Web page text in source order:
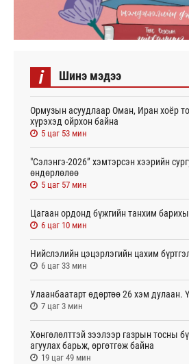
i Шинэ мэдээ
Ормузын асуудлаар Оман, Иран хоёр
хүрэхэд ойрхон байна
5 цаг 53 мин
"Сэлэнгэ-2026” хэмтэрсэн хээрийн
өндөрлөлөө
5 цаг 57 мин
Цагаан ордонд бүжгийн танхим
6 цаг 10 мин
Нийслэлийн цэцэрлэгийн цахим
6 цаг 33 мин
Улаанбаатарт өдөртөө 26 хэм дулаан.
7 цаг 3 мин
Хөнгөлөлттэй зээлээр газрын тосны
агуулах барьж, өргөтгөж байна
19 цаг 49 мин